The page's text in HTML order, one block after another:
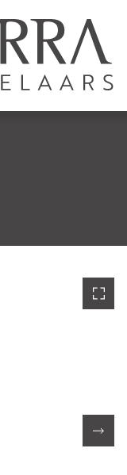
Shortstay
Nieuwbouw
Verkocht
OVER ONS